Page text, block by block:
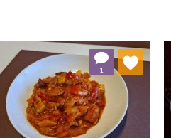
1
Dodaj do ulubionych
Wybierz listę: